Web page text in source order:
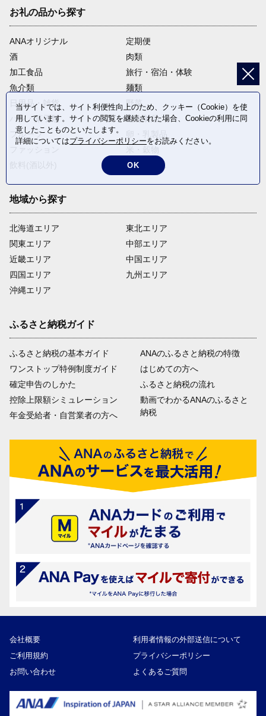
お礼の品から探す
ANAオリジナル
定期便
酒
肉類
加工食品
旅行・宿泊・体験
魚介類
麺類
日用品・雑貨
野菜
パン・菓子類
電化製品
フルーツ
返礼品なし
地域から探す
北海道エリア
関東エリア
近畿エリア
四国エリア
沖縄エリア
東北エリア
中部エリア
中国エリア
九州エリア
ふるさと納税ガイド
ふるさと納税の基本ガイド
ワンストップ特例制度ガイド
確定申告のしかた
控除上限額シミュレーション
年金受給者・自営業者の方へ
ANAのふるさと納税の特徴
はじめての方へ
ふるさと納税の流れ
動画でわかるANAのふるさと
納税
会社概要
利用者情報の外部送信について
ご利用規約
プライバシーポリシー
お問い合わせ
よくあるご質問
当サイトでは、サイト利便性向上のため、クッキー（Cookie）を使
用しています。サイトの閲覧を継続された場合、Cookieの利用に同
意したことものといたします。
詳細についてはプライバシーポリシーをお読みください。
OK